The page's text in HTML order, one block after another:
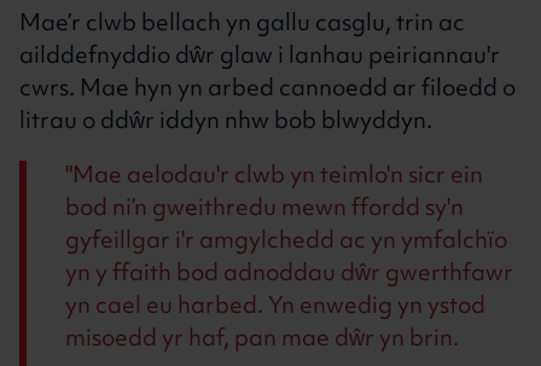
Mae’r clwb bellach yn gallu casglu, trin ac
ailddefnyddio dŵr glaw i lanhau peiriannau'r
cwrs. Mae hyn yn arbed cannoedd ar filoedd o
litrau o ddŵr iddyn nhw bob blwyddyn.
Mae aelodau'r clwb yn teimlo'n sicr ein
bod ni’n gweithredu mewn ffordd sy'n
gyfeillgar i'r amgylchedd ac yn ymfalchïo
yn y ffaith bod adnoddau dŵr gwerthfawr
yn cael eu harbed. Yn enwedig yn ystod
misoedd yr haf, pan mae dŵr yn brin.